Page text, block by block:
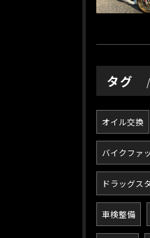
タグ
オイル交換
バイクファ
ドラッグス
車検整備